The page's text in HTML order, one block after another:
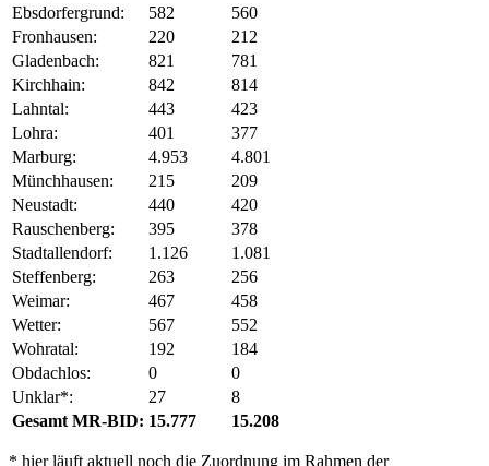
Ebsdorfergrund:
582
560
Fronhausen:
220
212
Gladenbach:
821
781
Kirchhain:
842
814
Lahntal:
443
423
Lohra:
401
377
Marburg:
4.953
4.801
Münchhausen:
215
209
Neustadt:
440
420
Rauschenberg:
395
378
Stadtallendorf:
1.126
1.081
Steffenberg:
263
256
Weimar:
467
458
Wetter:
567
552
Wohratal:
192
184
Obdachlos:
0
0
Unklar*:
27
8
Gesamt MR-BID: 15.777 15.208
* hier läuft aktuell noch die Zuordnung im Rahmen der